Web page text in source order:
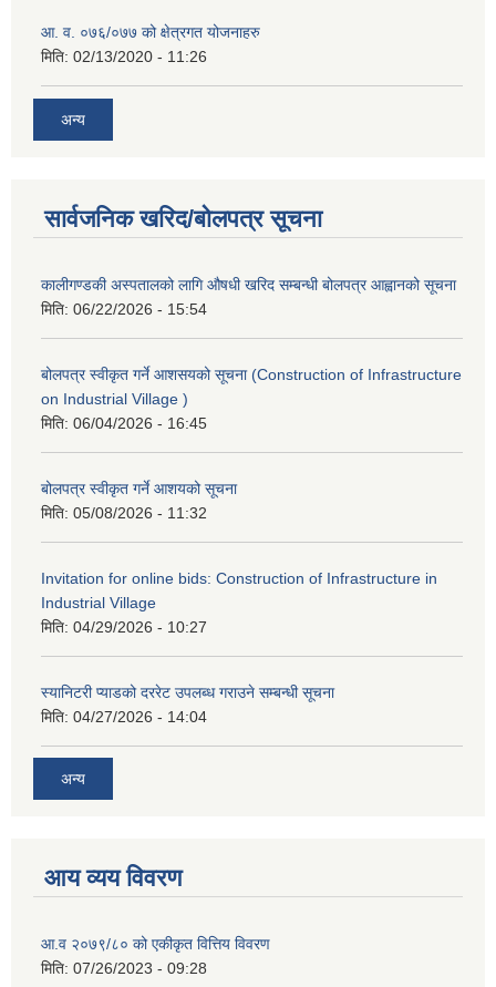
आ. व. ०७६/०७७ को क्षेत्रगत योजनाहरु
मिति: 02/13/2020 - 11:26
अन्य
सार्वजनिक खरिद/बोलपत्र सूचना
कालीगण्डकी अस्पतालको लागि औषधी खरिद सम्बन्धी बोलपत्र आह्वानको सूचना
मिति: 06/22/2026 - 15:54
बोलपत्र स्वीकृत गर्ने आशसयको सूचना (Construction of Infrastructure
on Industrial Village )
मिति: 06/04/2026 - 16:45
बोलपत्र स्वीकृत गर्ने आशयको सूचना
मिति: 05/08/2026 - 11:32
Invitation for online bids: Construction of Infrastructure in
Industrial Village
मिति: 04/29/2026 - 10:27
स्यानिटरी प्याडको दररेट उपलब्ध गराउने सम्बन्धी सूचना
मिति: 04/27/2026 - 14:04
अन्य
आय व्यय विवरण
आ.व २०७९/८० को एकीकृत वित्तिय विवरण
मिति: 07/26/2023 - 09:28